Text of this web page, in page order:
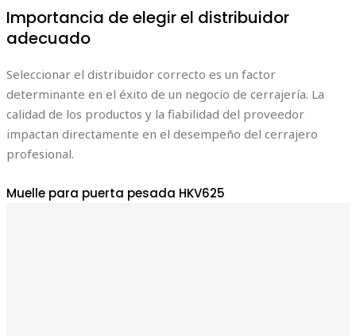
Importancia de elegir el distribuidor
adecuado
Seleccionar el distribuidor correcto es un factor
determinante en el éxito de un negocio de cerrajería. La
calidad de los productos y la fiabilidad del proveedor
impactan directamente en el desempeño del cerrajero
profesional.
Muelle para puerta pesada HKV625